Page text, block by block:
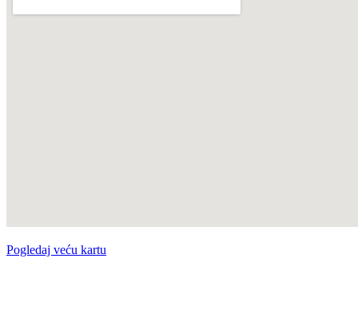
Pogledaj veću kartu